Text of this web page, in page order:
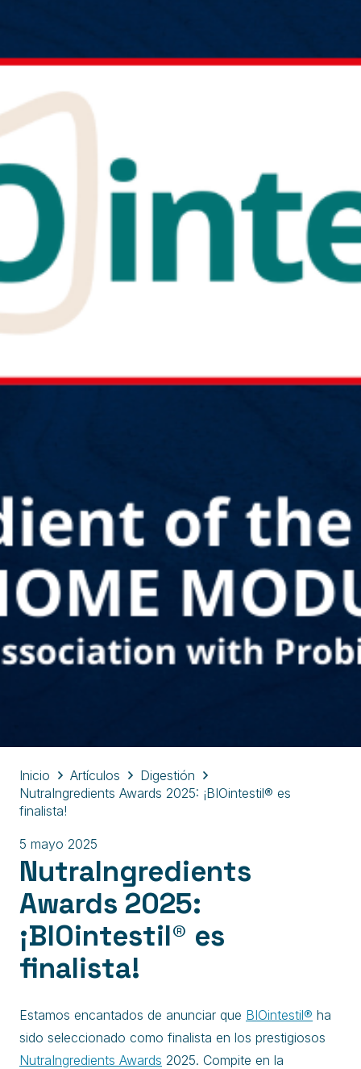
Inicio Artículos
Digestión
NutraIngredients Awards 2025: ¡BIOintestil® es
finalista!
5 mayo 2025
NutraIngredients
Awards 2025:
¡BIOintestil® es
finalista!
Estamos encantados de anunciar que BIOintestil® ha
sido seleccionado como finalista en los prestigiosos
NutraIngredients Awards 2025. Compite en la